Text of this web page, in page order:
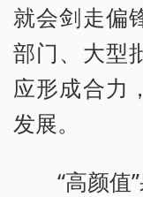
就会剑走偏
部门、大型
应形成合力
发展。
“高颜值”